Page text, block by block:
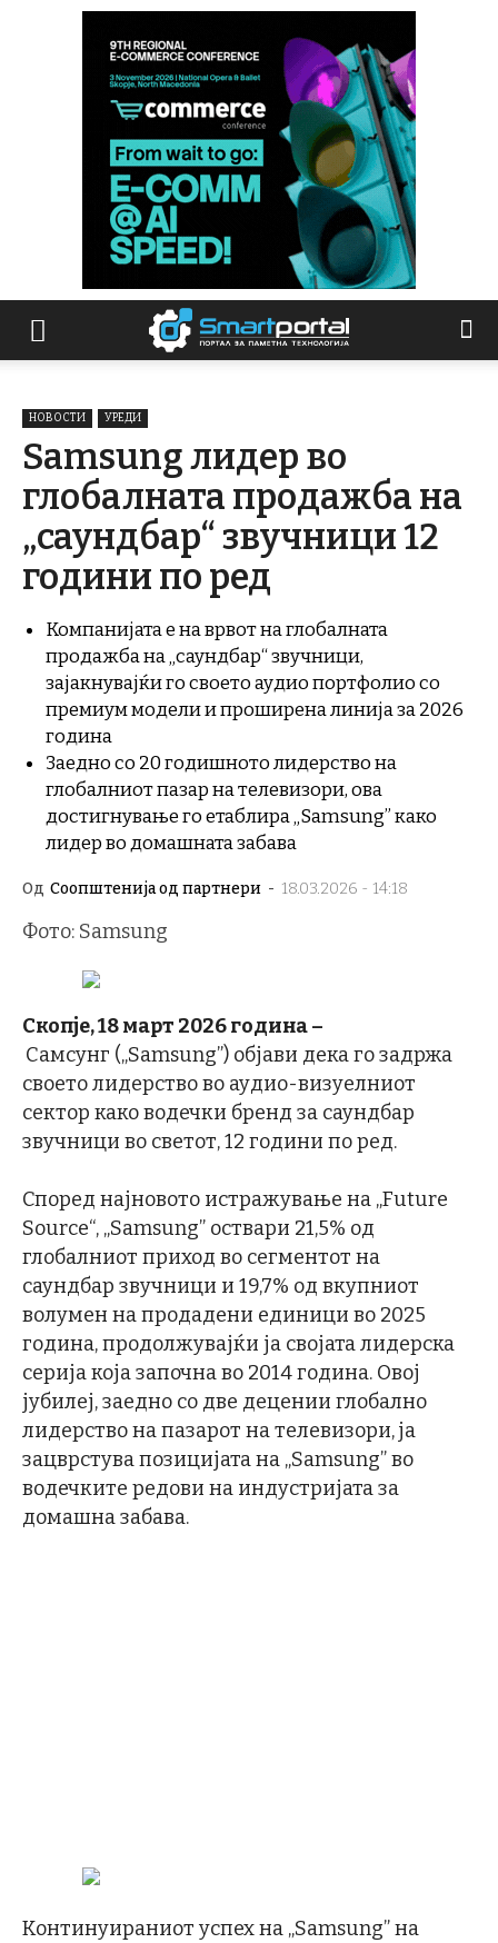
НОВОСТИ УРЕДИ
Samsung лидер во
глобалната продажба на
„саундбар“ звучници 12
години по ред
Компанијата е на врвот на глобалната
продажба на „саундбар“ звучници,
зајакнувајќи го своето аудио портфолио со
премиум модели и проширена линија за 2026
година
Заедно со 20 годишното лидерство на
глобалниот пазар на телевизори, ова
достигнување го етаблира „Samsung” како
лидер во домашната забава
Од Соопштенија од партнери - 18.03.2026 - 14:18
Фото: Samsung
Скопје, 18 март 2026 година –
Самсунг („Samsung”) објави дека го задржа
своето лидерство во аудио-визуелниот
сектор како водечки бренд за саундбар
звучници во светот, 12 години по ред.
Според најновото истражување на „Future
Source“, „Samsung” оствари 21,5% од
глобалниот приход во сегментот на
саундбар звучници и 19,7% од вкупниот
волумен на продадени единици во 2025
година, продолжувајќи ја својата лидерска
серија која започна во 2014 година. Овој
јубилеј, заедно со две децении глобално
лидерство на пазарот на телевизори,ја
зацврстува позицијата на „Samsung” во
водечките редови на индустријата за
домашна забава.
Континуираниот успех на „Samsung” на